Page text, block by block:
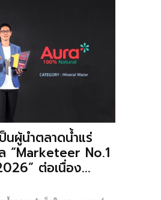
นผู้นำตลาดน้ำแร่
“Marketeer No.1
ต่อเนื่อง...